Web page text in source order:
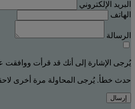
البريد الإلكتروني
الهاتف
الرسالة
يُرجى الإشارة إلى أنك قد قرأت ووافقت
حدث خطأ. يُرجى المحاولة مرة أخرى
إرسال